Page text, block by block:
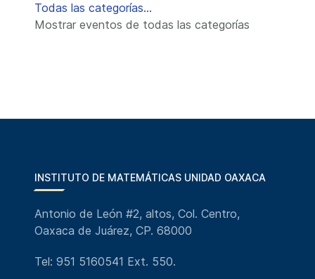
Todas las categorías...
Mostrar eventos de todas las categorías
INSTITUTO DE MATEMÁTICAS UNIDAD OAXACA
Antonio de León #2, altos, Col. Centro,
Oaxaca de Juárez, CP. 68000
Tel: 951 5160541 Ext. 550.